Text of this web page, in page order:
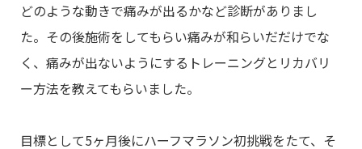
どのような動きで痛みが出るかなど診断がありまし
た。その後施術をしてもらい痛みが和らいだだけでな
く、痛みが出ないようにするトレーニングとリカバリ
ー方法を教えてもらいました。
目標として5ヶ月後にハーフマラソン初挑戦をたて、そ